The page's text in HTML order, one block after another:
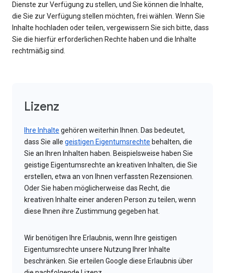
Dienste zur Verfügung zu stellen, und Sie können die Inhalte,
die Sie zur Verfügung stellen möchten, frei wählen. Wenn Sie
Inhalte hochladen oder teilen, vergewissern Sie sich bitte, dass
Sie die hierfür erforderlichen Rechte haben und die Inhalte
rechtmäßig sind.
Lizenz
Ihre Inhalte gehören weiterhin Ihnen. Das bedeutet,
dass Sie alle geistigen Eigentumsrechte behalten, die
Sie an Ihren Inhalten haben. Beispielsweise haben Sie
geistige Eigentumsrechte an kreativen Inhalten, die Sie
erstellen, etwa an von Ihnen verfassten Rezensionen.
Oder Sie haben möglicherweise das Recht, die
kreativen Inhalte einer anderen Person zu teilen, wenn
diese Ihnen ihre Zustimmung gegeben hat.
Wir benötigen Ihre Erlaubnis, wenn Ihre geistigen
Eigentumsrechte unsere Nutzung Ihrer Inhalte
beschränken. Sie erteilen Google diese Erlaubnis über